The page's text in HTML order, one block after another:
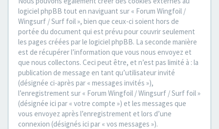
logiciel phpBB tout en naviguant sur « Forum Wingfoil /
Wingsurf / Surf foil », bien que ceux-ci soient hors de
portée du document qui est prévu pour couvrir seulement
les pages créées par le logiciel phpBB. La seconde manière
est de récupérer l’information que vous nous envoyez et
que nous collectons. Ceci peut être, et n’est pas limité à : la
publication de message en tant qu’utilisateur invité
(désignée ci-après par « messages invités »),
l’enregistrement sur « Forum Wingfoil / Wingsurf / Surf foil »
(désignée ici par « votre compte ») et les messages que
vous envoyez après l’enregistrement et lors d’une
connexion (désignés ici par « vos messages »).